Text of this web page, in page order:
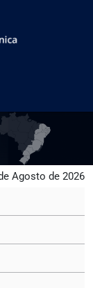
Agosto de 2026